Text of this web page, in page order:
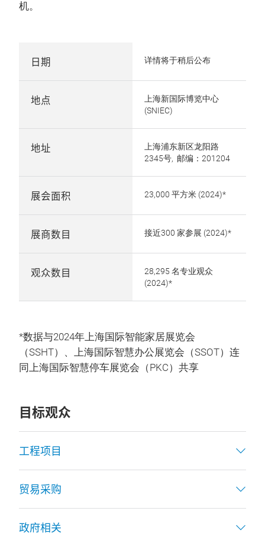
机。
日期 详情将于稍后公布
地点
上海新国际博览中心
(SNIEC)
地址
上海浦东新区龙阳路
2345号, 邮编：201204
展会面积 23,000 平方米 (2024)*
展商数目 接近300 家参展 (2024)*
观众数目
28,295 名专业观众
(2024)*
*数据与2024年上海国际智能家居展览会
（SSHT）、上海国际智慧办公展览会（SSOT）连
同上海国际智慧停车展览会（PKC）共享
目标观众
工程项目
贸易采购
政府相关